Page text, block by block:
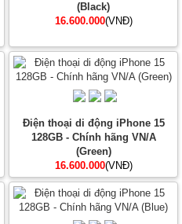
(Black)
16.600.000(VNĐ)
Điện thoại di động iPhone 15
128GB - Chính hãng VN/A
(Green)
16.600.000(VNĐ)